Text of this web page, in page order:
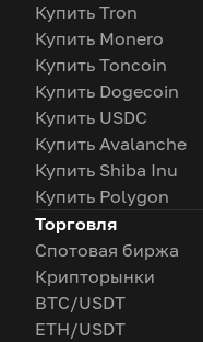
Купить Tron
Купить Monero
Купить Toncoin
Купить Dogecoin
Купить USDC
Купить Avalanche
Купить Shiba Inu
Купить Polygon
Торговля
Спотовая биржа
Крипторынки
BTC/USDT
ETH/USDT